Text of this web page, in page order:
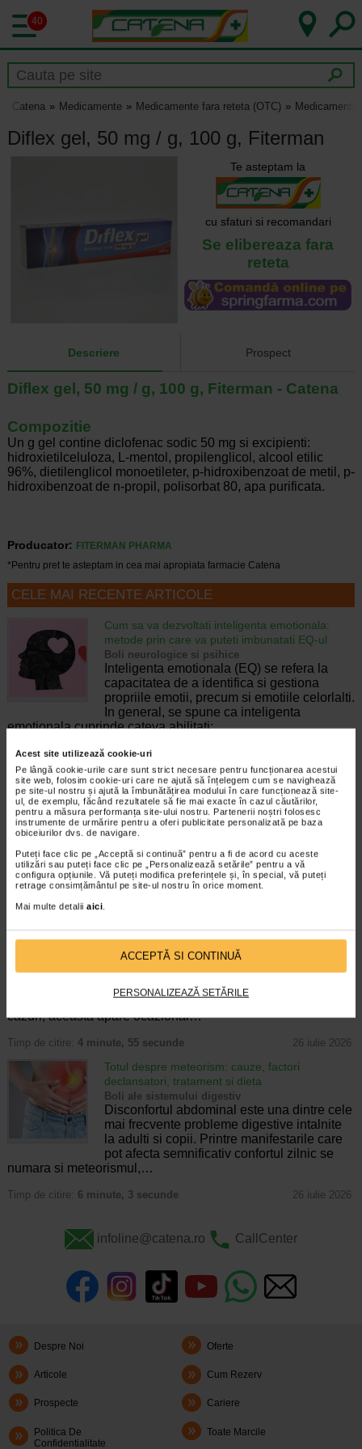
Acest site utilizează cookie-uri
Pe lângă cookie-urile care sunt strict necesare pentru funcționarea acestui
site web, folosim cookie-uri care ne ajută să înțelegem cum se navighează
pe site-ul nostru și ajută la îmbunătățirea modului în care funcționează site-
ul, de exemplu, făcând rezultatele să fie mai exacte în cazul căutărilor,
pentru a măsura performanța site-ului nostru. Partenerii noștri folosesc
instrumente de urmărire pentru a oferi publicitate personalizată pe baza
obiceiurilor dvs. de navigare.
Puteți face clic pe „Acceptă si continuă” pentru a fi de acord cu aceste
utilizări sau puteți face clic pe „Personalizează setările” pentru a vă
configura opțiunile. Vă puteți modifica preferințele și, în special, vă puteți
retrage consimțământul pe site-ul nostru în orice moment.
Mai multe detalii aici.
ACCEPTĂ SI CONTINUĂ
PERSONALIZEAZĂ SETĂRILE
40
Catena Medicamente Medicamente fara reteta (OTC) Medicamente
Diflex gel, 50 mg / g, 100 g, Fiterman
Te asteptam la
cu sfaturi si recomandari
Se elibereaza fara
reteta
Descriere Prospect
Diflex gel, 50 mg / g, 100 g, Fiterman - Catena
Compozitie
Un g gel contine diclofenac sodic 50 mg si excipienti:
hidroxietilceluloza, L-mentol, propilenglicol, alcool etilic
96%, dietilenglicol monoetileter, p-hidroxibenzoat de metil, p-
hidroxibenzoat de n-propil, polisorbat 80, apa purificata.
Producator:
FITERMAN PHARMA
*Pentru pret te asteptam in cea mai apropiata farmacie Catena
CELE MAI RECENTE ARTICOLE
Cum sa va dezvoltati inteligenta emotionala:
metode prin care va puteti imbunatati EQ-ul
Boli neurologice si psihice
Inteligenta emotionala (EQ) se refera la
capacitatea de a identifica si gestiona
propriile emotii, precum si emotiile celorlalti.
In general, se spune ca inteligenta
emotionala cuprinde cateva abilitati:…
Timp de citire:4 minute, 39 secunde
Enurezis: cauze, factori declansatori si solutii
Sistem urinar
Enurezisul este termenul medical pentru
pierderea accidentala de urina, de obicei in
timpul somnului. Este o afectiune frecventa
atat in randul copiilor, cat si al adultilor.
Enurezisul este considerat…
Timp de citire:4 minute, 32 secunde
cum o tratati
Multi oameni au experimentat macar o data
dupa masa o senzatie de prea plin, chiar si
atunci cand nu au consumat o cantitate
foarte mare de alimente. In cele mai multe
cazuri, aceasta apare ocazional…
Timp de citire: 4 minute, 55 secunde 26 iulie 2026
Totul despre meteorism: cauze, factori
declansatori, tratament si dieta
Boli ale sistemului digestiv
Disconfortul abdominal este una dintre cele
mai frecvente probleme digestive intalnite
la adulti si copii. Printre manifestarile care
pot afecta semnificativ confortul zilnic se
numara si meteorismul,…
Timp de citire: 6 minute, 3 secunde 26 iulie 2026
infoline@catena.ro CallCenter
Despre Noi Oferte
Articole Cum Rezerv
Prospecte Cariere
Politica De
Confidentialitate
Toate Marcile